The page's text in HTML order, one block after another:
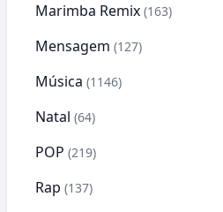
Marimba Remix (163)
Mensagem (127)
Música (1146)
Natal (64)
POP (219)
Rap (137)